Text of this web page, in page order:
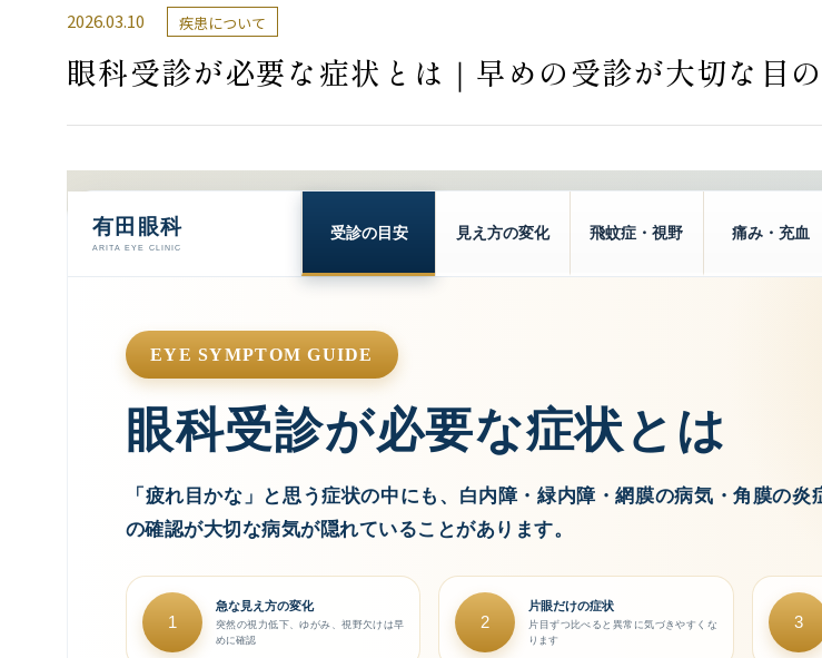
2026.03.10 疾患について
眼科受診が必要な症状とは｜早めの受診が大切な目
有田眼科
ARITA EYE CLINIC
受診の目安 見え方の変化 飛蚊症・視野 痛み・充血
EYE SYMPTOM GUIDE
眼科受診が必要な症状とは
「疲れ目かな」と思う症状の中にも、白内障・緑内障・網膜の病気・角膜の
の確認が大切な病気が隠れていることがあります。
1
急な見え方の変化
突然の視力低下、ゆがみ、視野欠けは早
めに確認
2
片眼だけの症状
片目ずつ比べると異常に気づきやすくな
ります
3